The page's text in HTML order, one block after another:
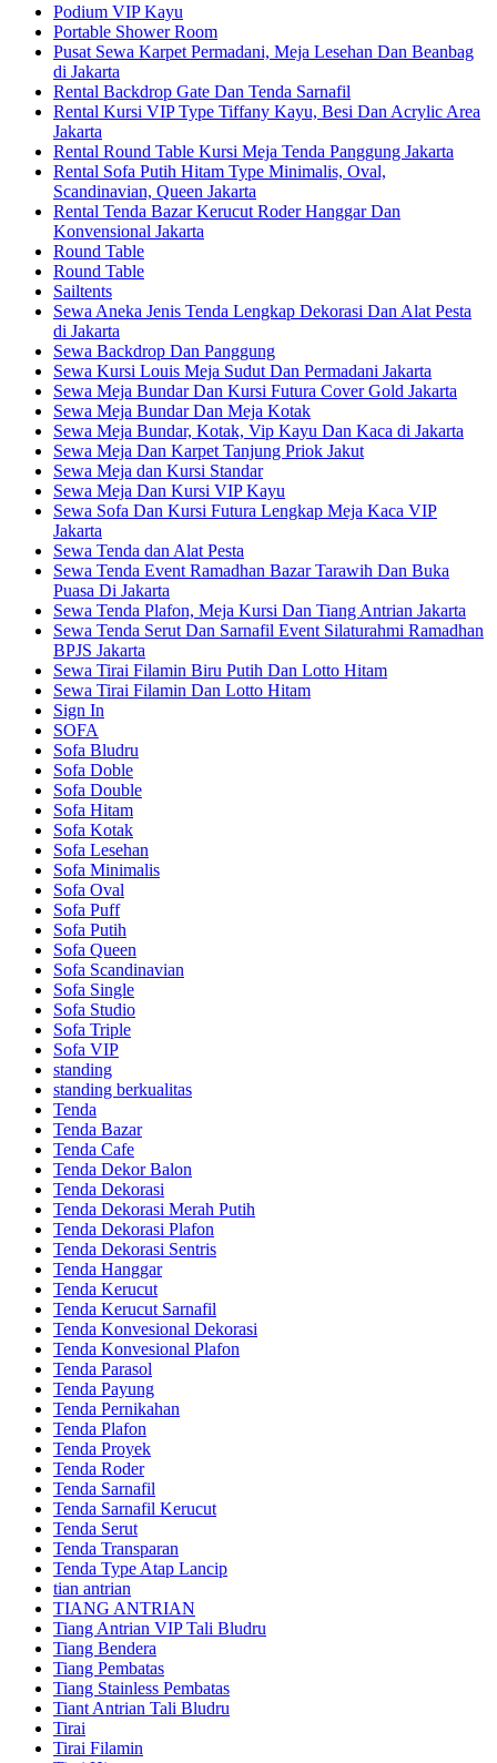
Podium VIP Kayu
Portable Shower Room
Pusat Sewa Karpet Permadani, Meja Lesehan Dan Beanbag
di Jakarta
Rental Backdrop Gate Dan Tenda Sarnafil
Rental Kursi VIP Type Tiffany Kayu, Besi Dan Acrylic Area
Jakarta
Rental Round Table Kursi Meja Tenda Panggung Jakarta
Rental Sofa Putih Hitam Type Minimalis, Oval,
Scandinavian, Queen Jakarta
Rental Tenda Bazar Kerucut Roder Hanggar Dan
Konvensional Jakarta
Round Table
Round Table
Sailtents
Sewa Aneka Jenis Tenda Lengkap Dekorasi Dan Alat Pesta
di Jakarta
Sewa Backdrop Dan Panggung
Sewa Kursi Louis Meja Sudut Dan Permadani Jakarta
Sewa Meja Bundar Dan Kursi Futura Cover Gold Jakarta
Sewa Meja Bundar Dan Meja Kotak
Sewa Meja Bundar, Kotak, Vip Kayu Dan Kaca di Jakarta
Sewa Meja Dan Karpet Tanjung Priok Jakut
Sewa Meja dan Kursi Standar
Sewa Meja Dan Kursi VIP Kayu
Sewa Sofa Dan Kursi Futura Lengkap Meja Kaca VIP
Jakarta
Sewa Tenda dan Alat Pesta
Sewa Tenda Event Ramadhan Bazar Tarawih Dan Buka
Puasa Di Jakarta
Sewa Tenda Plafon, Meja Kursi Dan Tiang Antrian Jakarta
Sewa Tenda Serut Dan Sarnafil Event Silaturahmi Ramadhan
BPJS Jakarta
Sewa Tirai Filamin Biru Putih Dan Lotto Hitam
Sewa Tirai Filamin Dan Lotto Hitam
Sign In
SOFA
Sofa Bludru
Sofa Doble
Sofa Double
Sofa Hitam
Sofa Kotak
Sofa Lesehan
Sofa Minimalis
Sofa Oval
Sofa Puff
Sofa Putih
Sofa Queen
Sofa Scandinavian
Sofa Single
Sofa Studio
Sofa Triple
Sofa VIP
standing
standing berkualitas
Tenda
Tenda Bazar
Tenda Cafe
Tenda Dekor Balon
Tenda Dekorasi
Tenda Dekorasi Merah Putih
Tenda Dekorasi Plafon
Tenda Dekorasi Sentris
Tenda Hanggar
Tenda Kerucut
Tenda Kerucut Sarnafil
Tenda Konvesional Dekorasi
Tenda Konvesional Plafon
Tenda Parasol
Tenda Payung
Tenda Pernikahan
Tenda Plafon
Tenda Proyek
Tenda Roder
Tenda Sarnafil
Tenda Sarnafil Kerucut
Tenda Serut
Tenda Transparan
Tenda Type Atap Lancip
tian antrian
TIANG ANTRIAN
Tiang Antrian VIP Tali Bludru
Tiang Bendera
Tiang Pembatas
Tiang Stainless Pembatas
Tiant Antrian Tali Bludru
Tirai
Tirai Filamin